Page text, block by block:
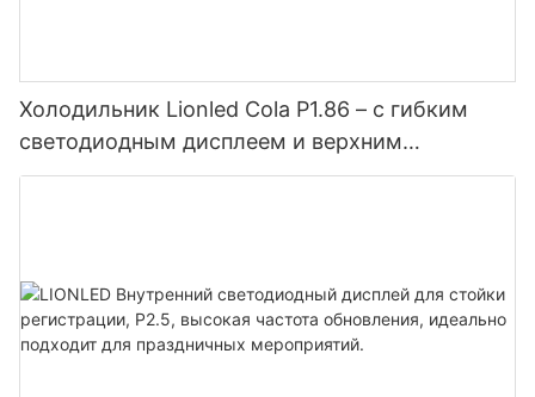
Холодильник Lionled Cola P1.86 – с гибким
светодиодным дисплеем и верхним
открыванием, а также встроенным